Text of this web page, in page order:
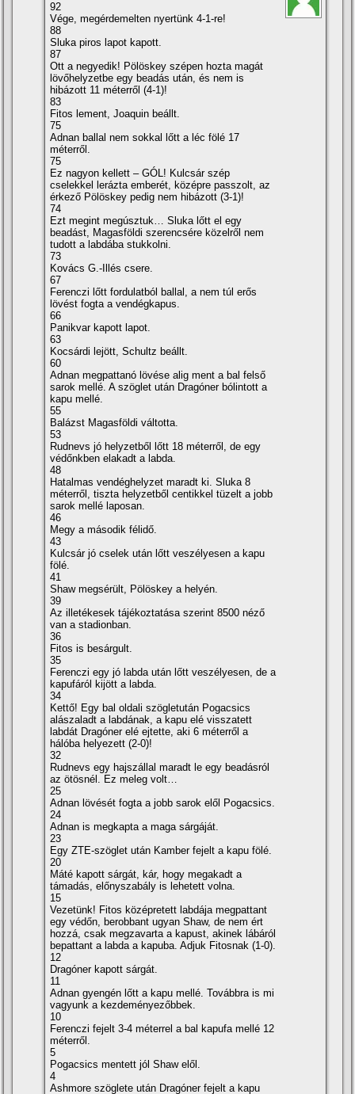
92
Vége, megérdemelten nyertünk 4-1-re!
88
Sluka piros lapot kapott.
87
Ott a negyedik! Pölöskey szépen hozta magát
lövőhelyzetbe egy beadás után, és nem is
hibázott 11 méterről (4-1)!
83
Fitos lement, Joaquin beállt.
75
Adnan ballal nem sokkal lőtt a léc fölé 17
méterről.
75
Ez nagyon kellett – GÓL! Kulcsár szép
cselekkel lerázta emberét, középre passzolt, az
érkező Pölöskey pedig nem hibázott (3-1)!
74
Ezt megint megúsztuk… Sluka lőtt el egy
beadást, Magasföldi szerencsére közelről nem
tudott a labdába stukkolni.
73
Kovács G.-Illés csere.
67
Ferenczi lőtt fordulatból ballal, a nem túl erős
lövést fogta a vendégkapus.
66
Panikvar kapott lapot.
63
Kocsárdi lejött, Schultz beállt.
60
Adnan megpattanó lövése alig ment a bal felső
sarok mellé. A szöglet után Dragóner bólintott a
kapu mellé.
55
Balázst Magasföldi váltotta.
53
Rudnevs jó helyzetből lőtt 18 méterről, de egy
védőnkben elakadt a labda.
48
Hatalmas vendéghelyzet maradt ki. Sluka 8
méterről, tiszta helyzetből centikkel tüzelt a jobb
sarok mellé laposan.
46
Megy a második félidő.
43
Kulcsár jó cselek után lőtt veszélyesen a kapu
fölé.
41
Shaw megsérült, Pölöskey a helyén.
39
Az illetékesek tájékoztatása szerint 8500 néző
van a stadionban.
36
Fitos is besárgult.
35
Ferenczi egy jó labda után lőtt veszélyesen, de a
kapufáról kijött a labda.
34
Kettő! Egy bal oldali szögletután Pogacsics
alászaladt a labdának, a kapu elé visszatett
labdát Dragóner elé ejtette, aki 6 méterről a
hálóba helyezett (2-0)!
32
Rudnevs egy hajszállal maradt le egy beadásról
az ötösnél. Ez meleg volt…
25
Adnan lövését fogta a jobb sarok elől Pogacsics.
24
Adnan is megkapta a maga sárgáját.
23
Egy ZTE-szöglet után Kamber fejelt a kapu fölé.
20
Máté kapott sárgát, kár, hogy megakadt a
támadás, előnyszabály is lehetett volna.
15
Vezetünk! Fitos középretett labdája megpattant
egy védőn, berobbant ugyan Shaw, de nem ért
hozzá, csak megzavarta a kapust, akinek lábáról
bepattant a labda a kapuba. Adjuk Fitosnak (1-0).
12
Dragóner kapott sárgát.
11
Adnan gyengén lőtt a kapu mellé. Továbbra is mi
vagyunk a kezdeményezőbbek.
10
Ferenczi fejelt 3-4 méterrel a bal kapufa mellé 12
méterről.
5
Pogacsics mentett jól Shaw elől.
4
Ashmore szöglete után Dragóner fejelt a kapu